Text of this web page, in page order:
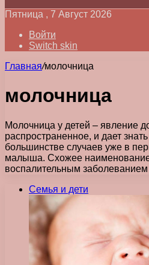
Пятница , 7 Август 2026
Войти
Switch skin
Главная/молочница
молочница
Молочница у детей – явление
распространенное, и дает
большинстве случаев уже в
малыша. Схожее
воспалительным
Семья и дети